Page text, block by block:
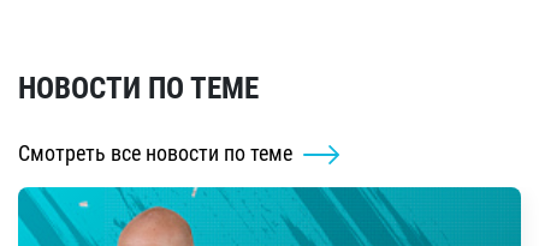
НОВОСТИ ПО ТЕМЕ
Смотреть все новости по теме